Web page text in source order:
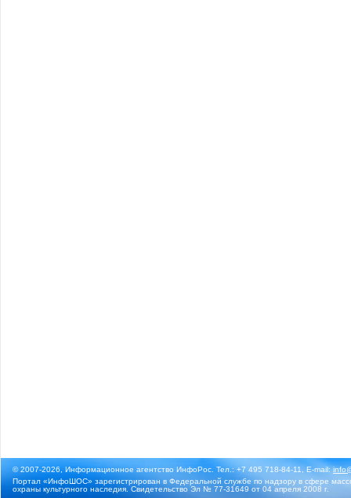
© 2007-2026, Информационное агентство ИнфоРос. Тел.: +7 495 718-84-11, E-mail:
Портал «ИнфоШОС» зарегистрирован в Федеральной службе по надзору в сфере
охраны культурного наследия. Свидетельство Эл № 77-31649 от 04 апреля 2008 г.